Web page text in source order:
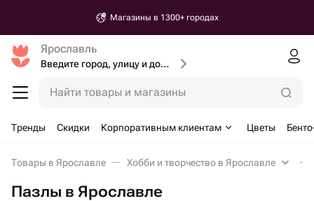
Магазины в 1300+ городах
Ярославль
Введите город, улицу и дом доставки
Найти товары и магазины
Тренды Скидки Корпоративным клиентам Цветы
Товары в Ярославле Хобби и творчество в Ярославле
Пазлы в Ярославле